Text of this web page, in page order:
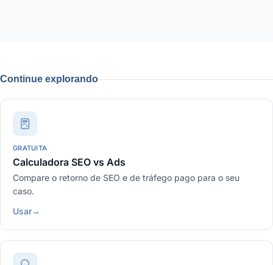
Continue explorando
GRATUITA
Calculadora SEO vs Ads
Compare o retorno de SEO e de tráfego pago para o seu
caso.
Usar→